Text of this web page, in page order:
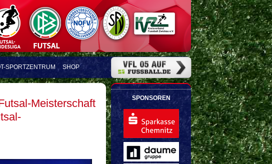
SPORTZENTRUM SHOP
SPONSOREN
Meisterschaft